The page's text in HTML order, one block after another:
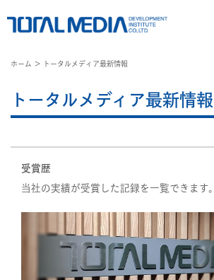
ホーム ＞ トータルメディア最新情報
トータルメディア最新情報
受賞歴
当社の実績が受賞した記録を一覧できます。